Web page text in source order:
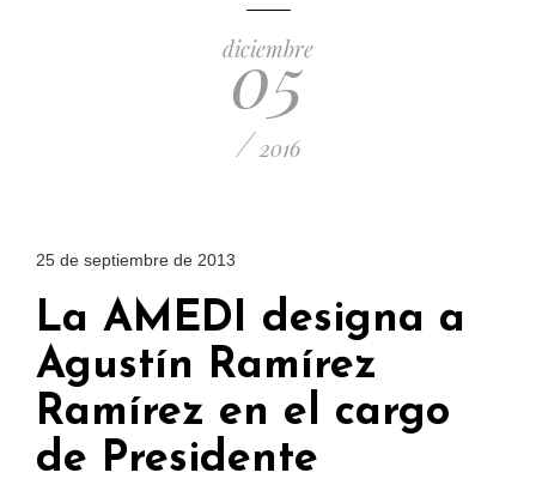
diciembre
05
/ 2016
25 de septiembre de 2013
La AMEDI designa a
Agustín Ramírez
Ramírez en el cargo
de Presidente